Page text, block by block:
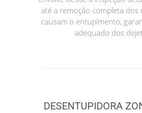
até a remoção completa dos
causam o entupimento,
adequado dos
DESENTUPIDORA